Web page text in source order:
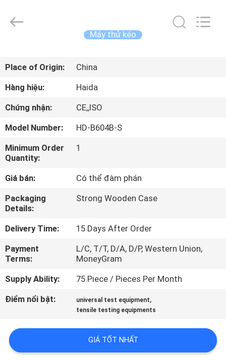
CHỦ
CÁC
SẢN
BUỔI
DIỄN
VR
VỀ
CHÚNG
THAM
Equipment
Máy thử kéo
Place of Origin:
China
Hàng hiệu:
Haida
Chứng nhận:
CE,,ISO
Model Number:
HD-B604B-S
Minimum Order
Quantity:
1
Giá bán:
Có thể đàm phán
Packaging
Details:
Strong Wooden Case
Delivery Time:
15 Days After Order
Payment
Terms:
L/C, T/T, D/A, D/P, Western Union,
MoneyGram
Supply Ability:
75 Piece / Pieces Per Month
Điểm nổi bật:
universal test equipment,
tensile testing equipments
GIÁ TỐT NHẤT